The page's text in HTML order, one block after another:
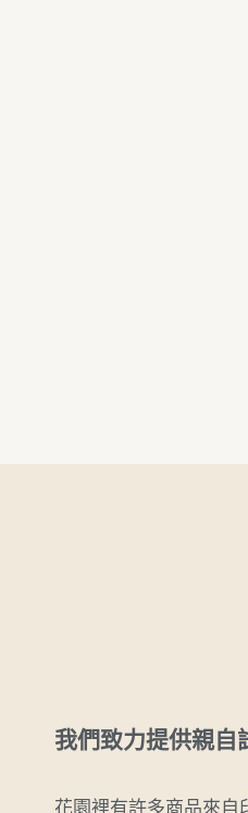
我們致力提供親自
花園裡有許多商品來自